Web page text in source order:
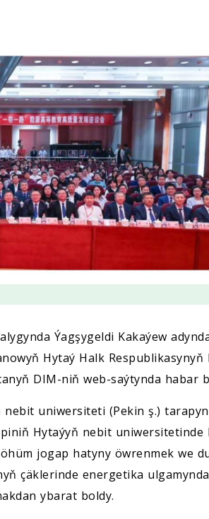
Ýagşygeldi Kakaýew
Hytaý Halk Respublikasynyň
DIM-niň web-saýtynda habar
nebit uniwersiteti (Pekin ş.)
Hytaýyň nebit
jogap hatyny öwrenmek we
çäklerinde energetika
ybarat boldy.